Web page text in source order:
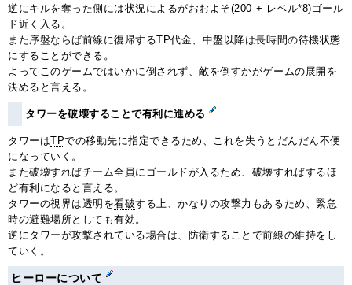
逆にキルを奪った側には状況によるがおおよそ(200 + レベル*8)ゴール
ド近く入る。
また序盤ならば前線に復帰するTP代金、中盤以降は長時間の待機状態
にすることができる。
よってこのゲームではいかに倒されず、敵を倒すかがゲームの展開を
決めると言える。
タワーを破壊することで有利に進める
タワーはTPでの移動先に指定できるため、これを失うとだんだん不便
になっていく。
また破壊すればチーム全員にゴールドが入るため、破壊すればするほ
ど有利になると言える。
タワーの視界は透明を看破する上、かなりの攻撃力もあるため、緊急
時の避難場所としても有効。
逆にタワーが攻撃されている場合は、防衛することで前線の維持をし
ていく。
ヒーローについて